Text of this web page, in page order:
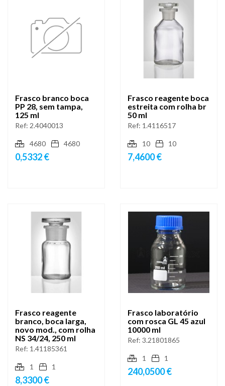
Frasco branco boca
PP 28, sem tampa,
125 ml
Ref: 2.4040013
4680 4680
0,5332 €
Frasco reagente boca
estreita com rolha br
50 ml
Ref: 1.4116517
10 10
7,4600 €
Frasco reagente
branco, boca larga,
novo mod., com rolha
NS 34/24, 250 ml
Ref: 1.41185361
1 1
8,3300 €
Frasco laboratório
com rosca GL 45 azul
10000 ml
Ref: 3.21801865
1 1
240,0500 €